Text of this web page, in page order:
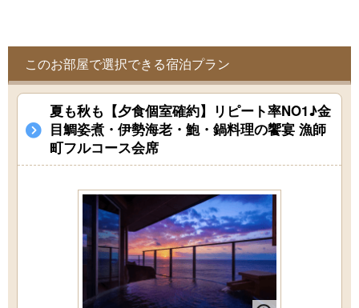
このお部屋で選択できる宿泊プラン
夏も秋も【夕食個室確約】リピート率NO1♪金
目鯛姿煮・伊勢海老・鮑・鍋料理の饗宴 漁師
町フルコース会席